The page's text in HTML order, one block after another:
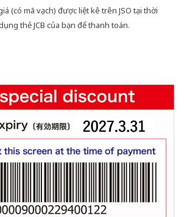
(có mã vạch) được liệt kê trên JSO tại thời
thẻ JCB của bạn để thanh toán.